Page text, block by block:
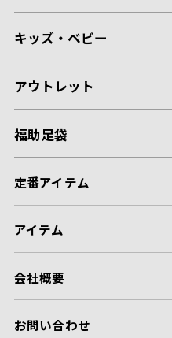
キッズ・ベビー
アウトレット
福助足袋
定番アイテム
アイテム
会社概要
お問い合わせ